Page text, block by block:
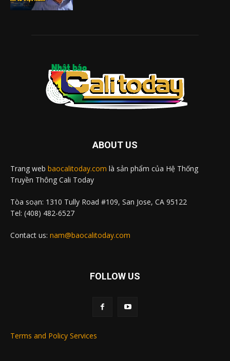
ABOUT US
Trang web baocalitoday.com là sản phẩm của Hệ Thống
Truyền Thông Cali Today
Tòa soạn: 1310 Tully Road #109, San Jose, CA 95122
Tel: (408) 482-6527
Contact us: nam@baocalitoday.com
FOLLOW US
Terms and Policy Services